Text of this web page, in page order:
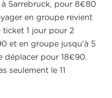
à Sarrebruck, pour 8€80
en groupe revient
ticket 1 jour pour 2
et en groupe jusqu'à 5
déplacer pour 18€90.
seulement le 11